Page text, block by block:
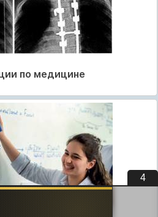
по медицине
3